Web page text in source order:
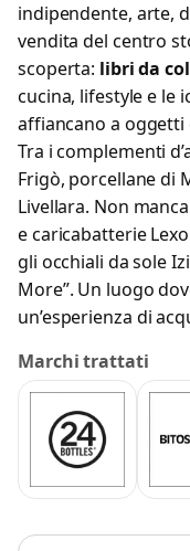
indipendente, arte,
vendita del centro
scoperta: libri da
cucina, lifestyle e le
affiancano a oggetti
Tra i complementi
Frigò, porcellane di
Livellara. Non
e caricabatterie
gli occhiali da sole
More”. Un luogo
un’esperienza di
Marchi trattati